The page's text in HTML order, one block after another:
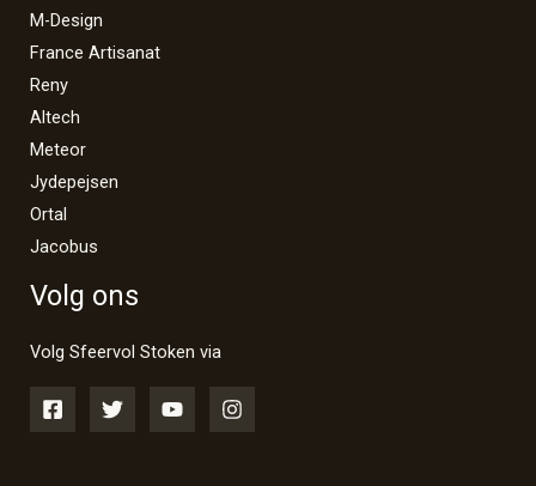
M-Design
France Artisanat
Reny
Altech
Meteor
Jydepejsen
Ortal
Jacobus
Volg ons
Volg Sfeervol Stoken via